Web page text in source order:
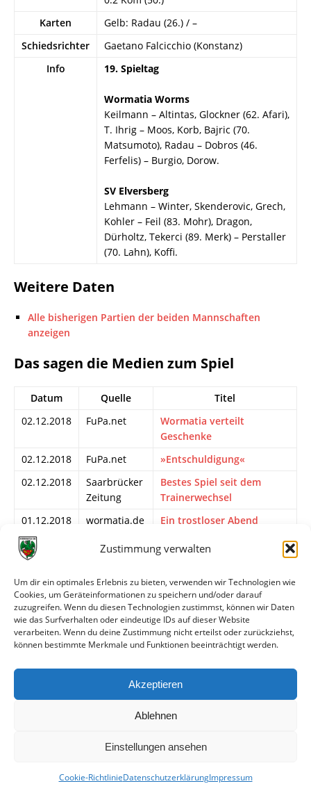
Zustimmung verwalten
Um dir ein optimales Erlebnis zu bieten, verwenden wir Technologien wie
Cookies, um Geräteinformationen zu speichern und/oder darauf
zuzugreifen. Wenn du diesen Technologien zustimmst, können wir Daten
wie das Surfverhalten oder eindeutige IDs auf dieser Website
verarbeiten. Wenn du deine Zustimmung nicht erteilst oder zurückziehst,
können bestimmte Merkmale und Funktionen beeinträchtigt werden.
Akzeptieren
Ablehnen
Einstellungen ansehen
Cookie-RichtlinieDatenschutzerklärungImpressum
Karten
Gelb: Radau (26.) / –
Schiedsrichter
Gaetano Falcicchio (Konstanz)
Info
19. Spieltag
Wormatia Worms
Keilmann – Altintas, Glockner (62. Afari),
T. Ihrig – Moos, Korb, Bajric (70.
Matsumoto), Radau – Dobros (46.
Ferfelis) – Burgio, Dorow.
SV Elversberg
Lehmann – Winter, Skenderovic, Grech,
Kohler – Feil (83. Mohr), Dragon,
Dürholtz, Tekerci (89. Merk) – Perstaller
(70. Lahn), Koffi.
Weitere Daten
Alle bisherigen Partien der beiden Mannschaften
anzeigen
Das sagen die Medien zum Spiel
Datum Quelle
Titel
02.12.2018
FuPa.net
Wormatia verteilt
Geschenke
02.12.2018
FuPa.net
»Entschuldigung«
02.12.2018
Saarbrücker
Zeitung
Bestes Spiel seit dem
Trainerwechsel
01.12.2018
wormatia.de
Ein trostloser Abend
30.11.2018
FuPa.net
Fünf Ecken, drei Elfer
30.11.2018
Nibelungen
Kurier
Konzeptlos und ohne
Torgefahr
29.11.2018
Homepage
SV
SVE tritt im Flutlichtspiel
bei Wormatia Worms an
wormatia.de
Heimfinale gegen
© VfR Wormatia Worms